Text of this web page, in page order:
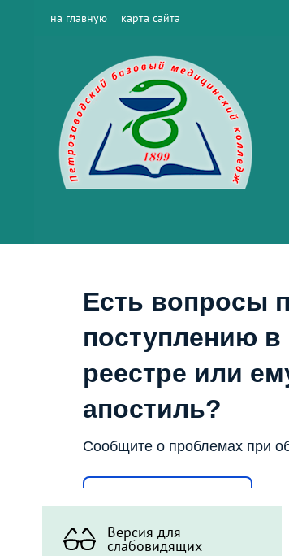
на главную карта сайта
Есть вопросы
поступлению
реестре или
апостиль?
Сообщите о проблемах при
Версия для
слабовидящих